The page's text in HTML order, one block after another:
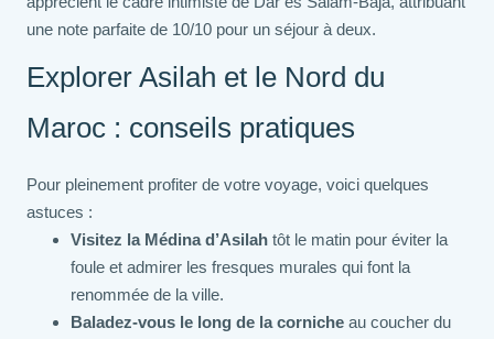
une note parfaite de 10/10 pour un séjour à deux.
Explorer Asilah et le Nord du
Maroc : conseils pratiques
Pour pleinement profiter de votre voyage, voici quelques
astuces :
Visitez la Médina d’Asilah tôt le matin pour éviter la
foule et admirer les fresques murales qui font la
renommée de la ville.
Baladez-vous le long de la corniche au coucher du